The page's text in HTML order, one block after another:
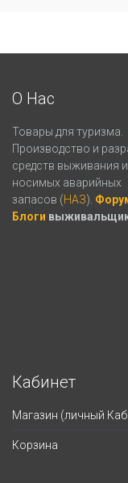
О Нас
Товары для туризма.
Производство и
средств выживания и
носимых аварийных
запасов (НАЗ).
Блоги
Кабинет
Магазин (личный
Корзина